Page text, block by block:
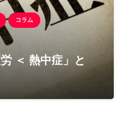
コラム
＜ 熱中症」と